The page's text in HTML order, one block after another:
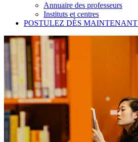
Annuaire des professeurs
Instituts et centres
POSTULEZ DÈS MAINTENANT